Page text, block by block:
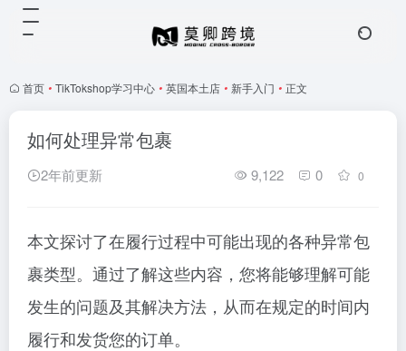
首页 • TikTokshop学习中心 • 英国本土店 • 新手入门 • 正文
如何处理异常包裹
2年前更新 9,122 0 0
本文探讨了在履行过程中可能出现的各种异常包
裹类型。通过了解这些内容，您将能够理解可能
发生的问题及其解决方法，从而在规定的时间内
履行和发货您的订单。